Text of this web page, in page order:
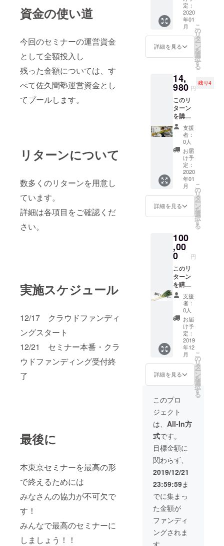
資金の使い道
今回のセミナーの運営資金
として全額投入し
残った金額については、す
べて佐久間塾運営資金とし
てプールします。
リターンについて
数多くのリターンを用意し
ています。
詳細は各項目をご確認くだ
さい。
実施スケジュール
12/17 クラウドファンディ
ングスタート
12/21 セミナー本番・クラ
ウドファンディング受付終
了
最後に
本東京セミナーを最高の形
で終えるためには
みなさんの協力が不可欠で
す！
みんなで最高のセミナーに
しましょう！！
を授与
しま
す。 ※
セミ
ナー後
のオフ
へなぜ
か自動
で会場
限定ロ
ンTとオ
リジナ
ルス
テッ
届きま
す。 届
くス
テッ
カーは
なぜか
XXXIX
に掲載
されて
いるス
テッ
カーと
同じも
のとな
りま
す。 さ
らに、
最前列
から2番
目以内
になり
ます。
そして
「39MA
NIA」の
称号を
授与し
ます。
定：
2020
年01
月
詳細を見る
こ
の
リ
タ
ー
ン
を
選
択
す
る
14,
980 円
残り4
このリ
ターン
を購入
してい
ただく
と 後日
あなた
のもと
へなぜ
か自動
で会場
限定ロ
ンT（保
管用・
普段
用）と
ナルス
テッ
カー
（保管
用・普
段用）
が届き
ます。
届くス
テッ
カーは
なぜか
XXXIX
に掲載
されて
いるス
テッ
カーと
同じも
のとな
りま
す。 さ
らに、
なぜか
着席す
る席が
最前列
になり
ます。
そして
「39MA
NIST」
の称号
を授与
しま
す。
支援
者：
0人
お届
け予
定：
2020
年01
月
詳細を見る
こ
の
リ
タ
ー
ン
を
選
択
す
る
100
,00
0 円
このリ
ターン
を購入
する
と、 佐
久間が
大嫌い
なネギ
を1回だ
け 強制
的に食
べさせ
る権利
を手に
できま
す。 オ
フ会内
で履行
しま
す。 ※
オフ会
へ来る
方限定
そして
なぜか
佐久間
はそれ
を断る
権利を
有しま
せん。
問答無
用でネ
ギを食
支援
者：
0人
お届
け予
定：
2019
年12
月
詳細を見る
こ
の
リ
タ
ー
ン
を
選
択
す
る
このプロ
ジェクト
は、 All-In方
式です。
目標金額に
関わらず、
2019/12/21
23:59:59ま
でに集まっ
た金額が
ファンディ
ングされま
す。